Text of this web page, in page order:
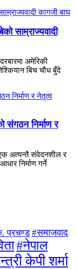
साम्राज्यवादी
अमेरिकी
बिच चौध बुँदे
संगठन निर्माण र
अत्यन्तै संवेदनशील र
निर्माण गर्ने
प्रचण्ड#समाजवाद
#नेपाल
केपी शर्मा